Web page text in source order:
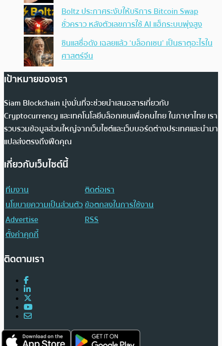
Boltz ประกาศระงับให้บริการ Bitcoin Swap
ชั่วคราว หลังตัวเลขการใช้ AI แฮ็กระบบพุ่งสูง
ซินแสชื่อดัง เฉลยแล้ว ‘บล็อกเชน’ เป็นธาตุอะไรใน
ศาสตร์จีน
เป้าหมายของเรา
Siam Blockchain มุ่งมั่นที่จะช่วยนำเสนอสารเกี่ยวกับ
Cryptocurrency และเทคโนโลยีบล็อกเชนเพื่อคนไทย ในภาษาไทย เรา
รวบรวมข้อมูลส่วนใหญ่จากเว็บไซต์และเว็บบอร์ดต่างประเทศและนำมา
แปลส่งตรงถึงฟีดคุณ
เกี่ยวกับเว็บไซต์นี้
ทีมงาน
ติดต่อเรา
นโยบายความเป็นส่วนตัวข้อตกลงในการใช้งาน
Advertise
RSS
ตั้งค่าคุกกี้
ติดตามเรา